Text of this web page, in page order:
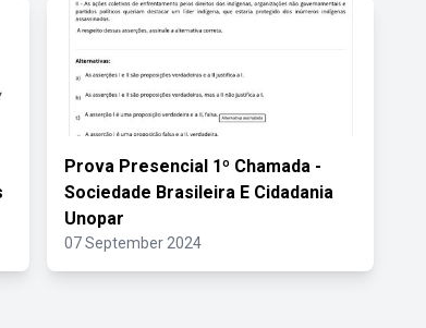
Prova Presencial 1º Chamada -
Sociedade Brasileira E Cidadania
Unopar
07 September 2024